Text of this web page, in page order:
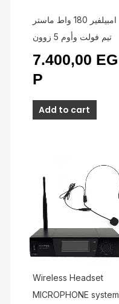
امبيلفير 180 واط ماستر
تيم فولت وأوم 5 زوون
7.400,00 EG
P
Add to cart
Wireless Headset
MICROPHONE system